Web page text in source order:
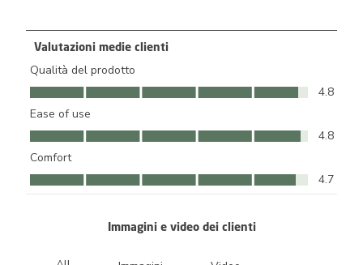
Valutazioni medie clienti
Qualità del prodotto
Qualità del prodotto, 4.8 su 5
4.8
Ease of use
Ease of use, 4.8 su 5
4.8
Comfort
Comfort, 4.7 su 5
4.7
Immagini e video dei clienti